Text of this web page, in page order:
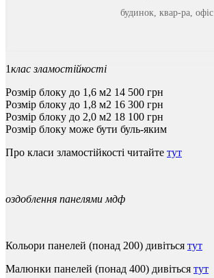
будинок, квар-ра, офіс
1клас зламостійкості
Розмір блоку до 1,6 м2 14 500 грн
Розмір блоку до 1,8 м2 16 300 грн
Розмір блоку до 2,0 м2 18 100 грн
Розмір блоку може бути буль-яким
Про класи зламостійкості читайте тут
оздоблення панелями мдф
Кольори панелей (понад 200) дивіться тут
Малюнки панелей (понад 400) дивіться тут